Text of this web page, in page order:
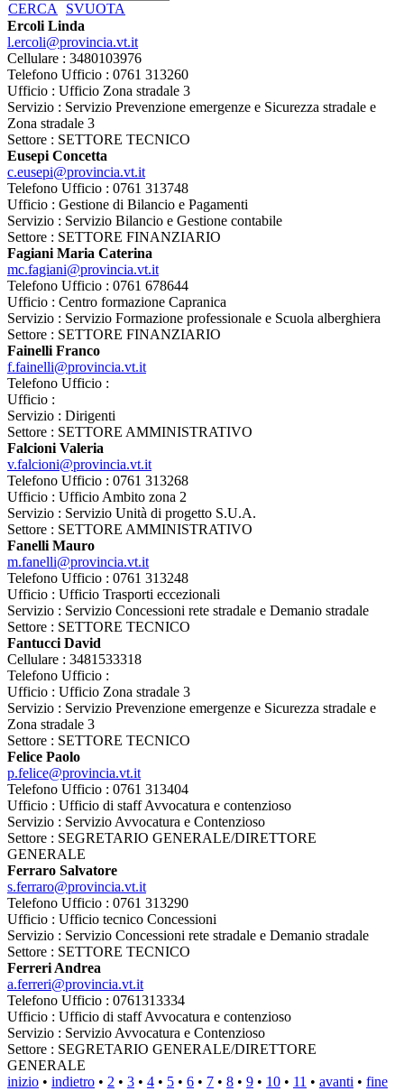
CERCA
SVUOTA
Ercoli Linda
l.ercoli@provincia.vt.it
Cellulare : 3480103976
Telefono Ufficio : 0761 313260
Ufficio : Ufficio Zona stradale 3
Servizio : Servizio Prevenzione emergenze e Sicurezza stradale e
Zona stradale 3
Settore : SETTORE TECNICO
Eusepi Concetta
c.eusepi@provincia.vt.it
Telefono Ufficio : 0761 313748
Ufficio : Gestione di Bilancio e Pagamenti
Servizio : Servizio Bilancio e Gestione contabile
Settore : SETTORE FINANZIARIO
Fagiani Maria Caterina
mc.fagiani@provincia.vt.it
Telefono Ufficio : 0761 678644
Ufficio : Centro formazione Capranica
Servizio : Servizio Formazione professionale e Scuola alberghiera
Settore : SETTORE FINANZIARIO
Fainelli Franco
f.fainelli@provincia.vt.it
Telefono Ufficio :
Ufficio :
Servizio : Dirigenti
Settore : SETTORE AMMINISTRATIVO
Falcioni Valeria
v.falcioni@provincia.vt.it
Telefono Ufficio : 0761 313268
Ufficio : Ufficio Ambito zona 2
Servizio : Servizio Unità di progetto S.U.A.
Settore : SETTORE AMMINISTRATIVO
Fanelli Mauro
m.fanelli@provincia.vt.it
Telefono Ufficio : 0761 313248
Ufficio : Ufficio Trasporti eccezionali
Servizio : Servizio Concessioni rete stradale e Demanio stradale
Settore : SETTORE TECNICO
Fantucci David
Cellulare : 3481533318
Telefono Ufficio :
Ufficio : Ufficio Zona stradale 3
Servizio : Servizio Prevenzione emergenze e Sicurezza stradale e
Zona stradale 3
Settore : SETTORE TECNICO
Felice Paolo
p.felice@provincia.vt.it
Telefono Ufficio : 0761 313404
Ufficio : Ufficio di staff Avvocatura e contenzioso
Servizio : Servizio Avvocatura e Contenzioso
Settore : SEGRETARIO GENERALE/DIRETTORE
GENERALE
Ferraro Salvatore
s.ferraro@provincia.vt.it
Telefono Ufficio : 0761 313290
Ufficio : Ufficio tecnico Concessioni
Servizio : Servizio Concessioni rete stradale e Demanio stradale
Settore : SETTORE TECNICO
Ferreri Andrea
a.ferreri@provincia.vt.it
Telefono Ufficio : 0761313334
Ufficio : Ufficio di staff Avvocatura e contenzioso
Servizio : Servizio Avvocatura e Contenzioso
Settore : SEGRETARIO GENERALE/DIRETTORE
GENERALE
inizio • indietro • 2 • 3 • 4 • 5 • 6 • 7 • 8 • 9 • 10 • 11 • avanti • fine